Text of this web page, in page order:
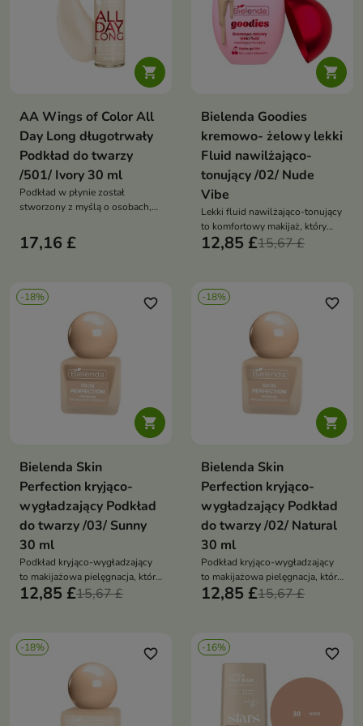
nawilżenie i barierę
hydrolipidową skóry
nawilżenie i barierę
hydrolipidową skóry

AA Wings of Color All
Day Long długotrwały
Podkład do twarzy
/501/ Ivory 30 ml
Podkład w płynie został
stworzony z myślą o osobach,
lekkiej formuły i naturalnego
efektu na skórze
17,16 £

Bielenda Goodies
kremowo- żelowy lekki
Fluid nawilżająco-
tonujący /02/ Nude
Vibe
Lekki fluid nawilżająco-tonujący
to komfortowy makijaż, który
wyrównuje koloryt, nawilża
12,85 £15,67 £
-18%

favorite_border
Bielenda Skin
Perfection kryjąco-
wygładzający Podkład
do twarzy /03/ Sunny
30 ml
Podkład kryjąco-wygładzający
to makijażowa pielęgnacja, która
wyrównuje koloryt, maskuje
12,85 £15,67 £
-18%

favorite_border
Bielenda Skin
Perfection kryjąco-
wygładzający Podkład
do twarzy /02/ Natural
30 ml
Podkład kryjąco-wygładzający
to makijażowa pielęgnacja, która
wyrównuje koloryt, maskuje
12,85 £15,67 £
-18% favorite_border -16% favorite_border